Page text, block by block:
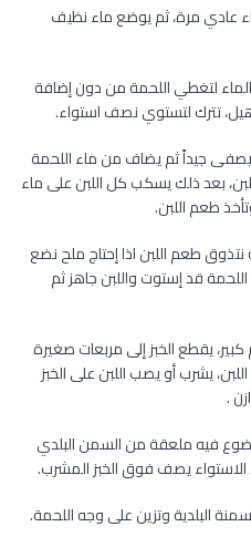
عادي مرة، ثم يوضع ماء نظيف
لتغطي اللحمة من دون إضافة
تترك لتستوي نصف استواء.
جيداً ثم يضاف من ماء اللحمة
بعد ذلك يسكب كل اللبن على ماء
طعم اللبن.
نتذوق طعم اللبن اذا إحتاج ملح نضع
قد إستوت واللبن جاهز ثم
يقطع الخبز إلى مربعات صغيرة
يشرب أو يصب اللبن على الخبز
.
فيه ملعقة من السمن البلدي
يصف فوق الخبز المشرب.
البلدية وتزين على وجه اللحمة.